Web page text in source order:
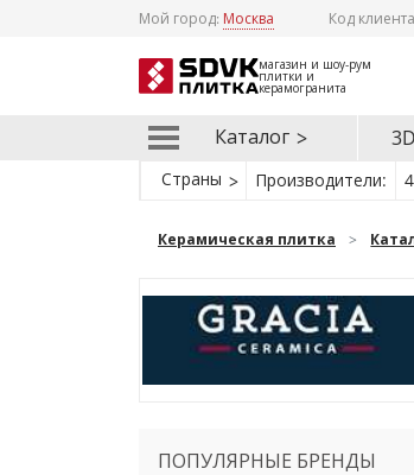
Мой город: Москва Код
магазин и шоу-рум
плитки и
керамогранита
Каталог
Страны Производители: 4
Керамическая плитка
ПОПУЛЯРНЫЕ БРЕНДЫ